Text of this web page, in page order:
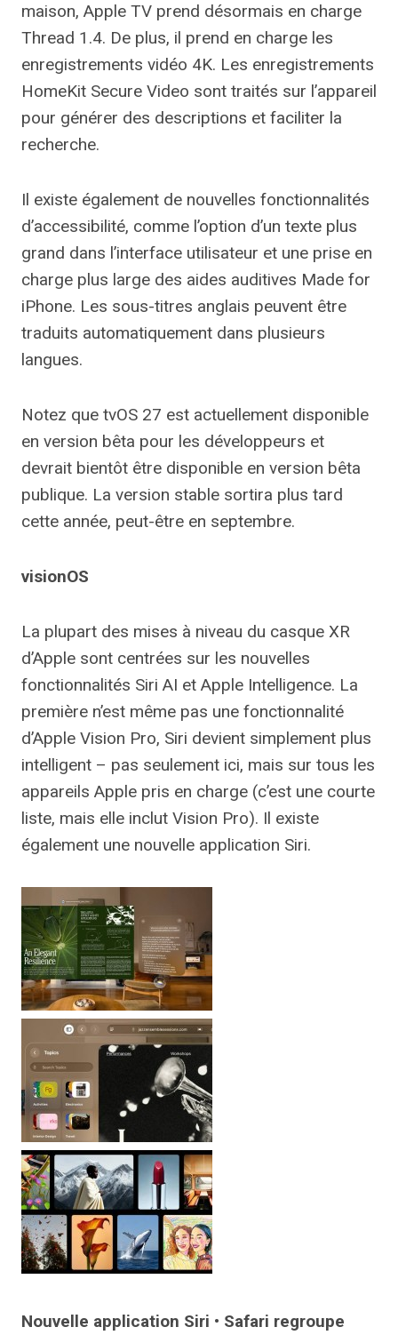
maison, Apple TV prend désormais en charge
Thread 1.4. De plus, il prend en charge les
enregistrements vidéo 4K. Les enregistrements
HomeKit Secure Video sont traités sur l’appareil
pour générer des descriptions et faciliter la
recherche.
Il existe également de nouvelles fonctionnalités
d’accessibilité, comme l’option d’un texte plus
grand dans l’interface utilisateur et une prise en
charge plus large des aides auditives Made for
iPhone. Les sous-titres anglais peuvent être
traduits automatiquement dans plusieurs
langues.
Notez que tvOS 27 est actuellement disponible
en version bêta pour les développeurs et
devrait bientôt être disponible en version bêta
publique. La version stable sortira plus tard
cette année, peut-être en septembre.
visionOS
La plupart des mises à niveau du casque XR
d’Apple sont centrées sur les nouvelles
fonctionnalités Siri AI et Apple Intelligence. La
première n’est même pas une fonctionnalité
d’Apple Vision Pro, Siri devient simplement plus
intelligent – ​​pas seulement ici, mais sur tous les
appareils Apple pris en charge (c’est une courte
liste, mais elle inclut Vision Pro). Il existe
également une nouvelle application Siri.
Nouvelle application Siri • Safari regroupe